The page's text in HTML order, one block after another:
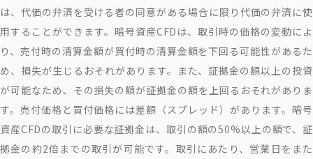
は、代価の弁済を受ける者の同意がある場合に限り代価の弁済に使
用することができます。暗号資産CFDは、取引時の価格の変動によ
り、売付時の清算金額が買付時の清算金額を下回る可能性があるた
め、損失が生じるおそれがあります。また、証拠金の額以上の投資
が可能なため、その損失の額が証拠金の額を上回るおそれがありま
す。売付価格と買付価格には差額（スプレッド）があります。暗号
資産CFDの取引に必要な証拠金は、取引の額の50%以上の額で、証
拠金の約2倍までの取引が可能です。取引にあたり、営業日をまた